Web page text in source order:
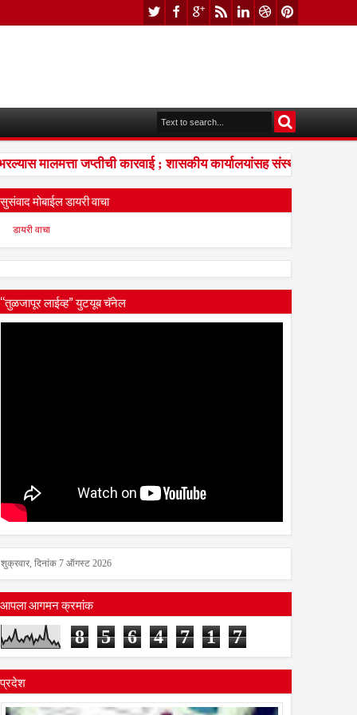
मालमत्ता जप्तीची कारवाई ; शासकीय कार्यालयांसह संस्थांकडे तब्बल
सुसंवाद मोबाईल डायरी वाचा
डायरी वाचा
“तुळजापूर लाईव्ह” युटयूब चॅनेल
शुक्रवार, दिनांक 7 ऑगस्ट 2026
आपला आगमन क्रमांक
8 5 6 4 7 1 7
प्रदेश